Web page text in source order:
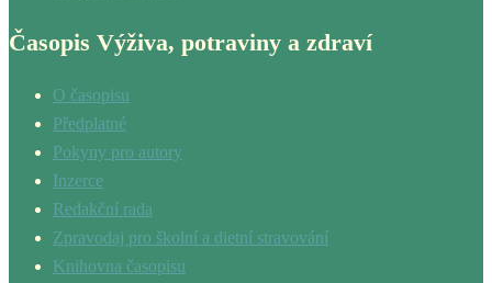
Časopis Výživa, potraviny a zdraví
O časopisu
Předplatné
Pokyny pro autory
Inzerce
Redakční rada
Zpravodaj pro školní a dietní stravování
Knihovna časopisu